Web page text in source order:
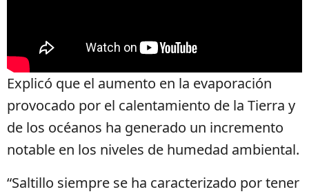
Explicó que el aumento en la evaporación
provocado por el calentamiento de la Tierra y
de los océanos ha generado un incremento
notable en los niveles de humedad ambiental.
“Saltillo siempre se ha caracterizado por tener